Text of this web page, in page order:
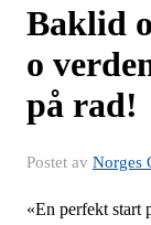
Baklid
o
på rad!
Postet av Norges
«En perfekt start